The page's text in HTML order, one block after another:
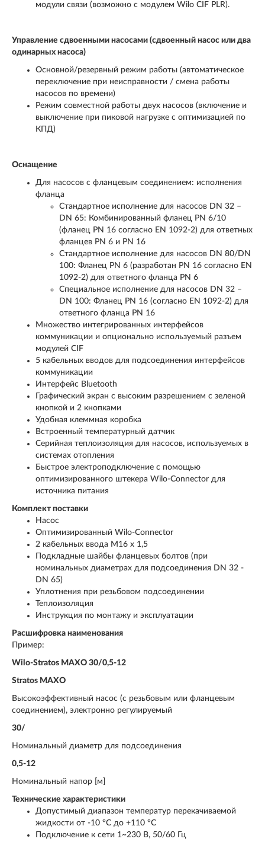
модули связи (возможно с модулем Wilo CIF PLR).
Управление сдвоенными насосами (сдвоенный насос или два
одинарных насоса)
Основной/резервный режим работы (автоматическое
переключение при неисправности / смена работы
насосов по времени)
Режим совместной работы двух насосов (включение и
выключение при пиковой нагрузке с оптимизацией по
КПД)
Оснащение
Для насосов с фланцевым соединением: исполнения
фланца
Стандартное исполнение для насосов DN 32 –
DN 65: Комбинированный фланец PN 6/10
(фланец PN 16 согласно EN 1092-2) для ответных
фланцев PN 6 и PN 16
Стандартное исполнение для насосов DN 80/DN
100: Фланец PN 6 (разработан PN 16 согласно EN
1092-2) для ответного фланца PN 6
Специальное исполнение для насосов DN 32 –
DN 100: Фланец PN 16 (согласно EN 1092-2) для
ответного фланца PN 16
Множество интегрированных интерфейсов
коммуникации и опционально используемый разъем
модулей CIF
5 кабельных вводов для подсоединения интерфейсов
коммуникации
Интерфейс Bluetooth
Графический экран с высоким разрешением с зеленой
кнопкой и 2 кнопками
Удобная клеммная коробка
Встроенный температурный датчик
Серийная теплоизоляция для насосов, используемых в
системах отопления
Быстрое электроподключение с помощью
оптимизированного штекера Wilo-Connector для
источника питания
Комплект поставки
Насос
Оптимизированный Wilo-Connector
2 кабельных ввода M16 x 1,5
Подкладные шайбы фланцевых болтов (при
номинальных диаметрах для подсоединения DN 32 -
DN 65)
Уплотнения при резьбовом подсоединении
Теплоизоляция
Инструкция по монтажу и эксплуатации
Расшифровка наименования
Пример:
Wilo-Stratos MAXO 30/0,5-12
Stratos MAXO
Высокоэффективный насос (с резьбовым или фланцевым
соединением), электронно регулируемый
30/
Номинальный диаметр для подсоединения
0,5-12
Номинальный напор [м]
Технические характеристики
Допустимый диапазон температур перекачиваемой
жидкости от -10 °C до +110 °C
Подключение к сети 1~230 В, 50/60 Гц